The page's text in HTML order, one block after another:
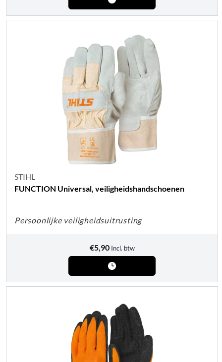
STIHL
FUNCTION Universal, veiligheidshandschoenen
Persoonlijke veiligheidsuitrusting
€5,90 Incl. btw